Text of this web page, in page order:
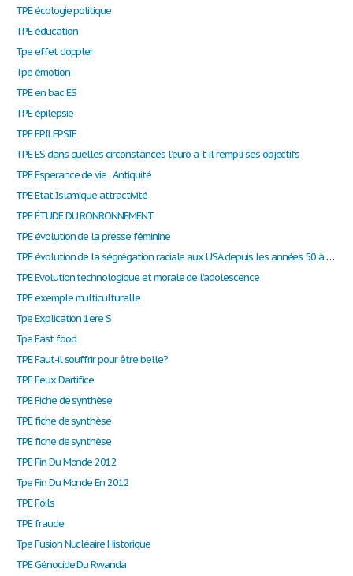
TPE écologie politique
TPE éducation
Tpe effet doppler
Tpe émotion
TPE en bac ES
TPE épilepsie
TPE EPILEPSIE
TPE ES dans quelles circonstances l’euro a-t-il rempli ses objectifs
TPE Esperance de vie , Antiquité
TPE Etat Islamique attractivité
TPE ÉTUDE DU RONRONNEMENT
TPE évolution de la presse féminine
TPE évolution de la ségrégation raciale aux USA depuis les années 50 à aujourd'hui
TPE Evolution technologique et morale de l'adolescence
TPE exemple multiculturelle
Tpe Explication 1ere S
Tpe Fast food
TPE Faut-il souffrir pour être belle?
TPE Feux D'artifice
TPE Fiche de synthèse
TPE fiche de synthèse
TPE fiche de synthèse
TPE Fin Du Monde 2012
Tpe Fin Du Monde En 2012
TPE Foils
TPE fraude
Tpe Fusion Nucléaire Historique
TPE Génocide Du Rwanda